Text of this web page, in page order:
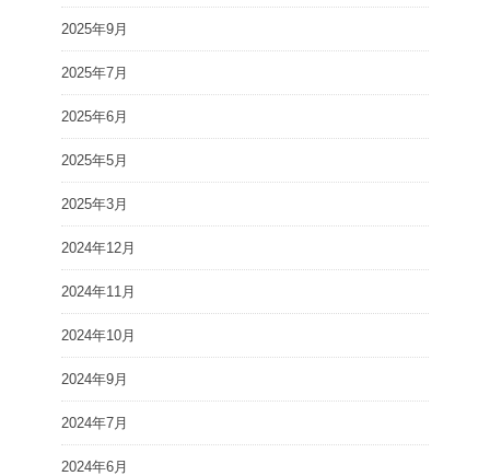
2025年9月
2025年7月
2025年6月
2025年5月
2025年3月
2024年12月
2024年11月
2024年10月
2024年9月
2024年7月
2024年6月